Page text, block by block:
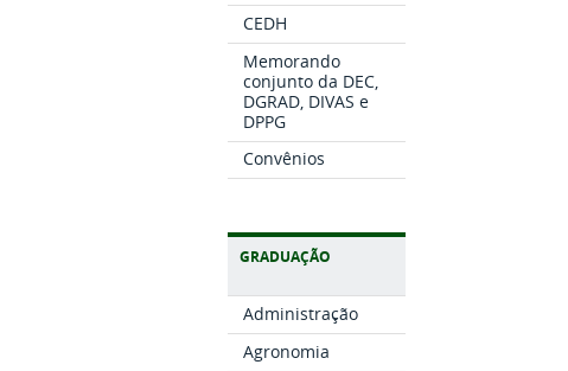
CEDH
Memorando
conjunto da DEC,
DGRAD, DIVAS e
DPPG
Convênios
GRADUAÇÃO
Administração
Agronomia